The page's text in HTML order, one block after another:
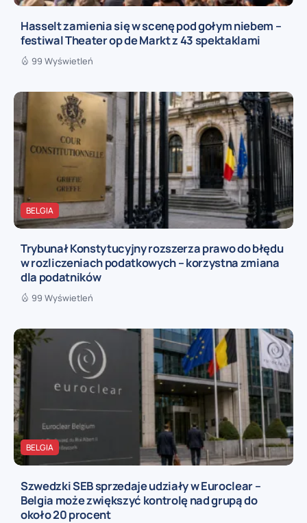
Hasselt zamienia się w scenę pod gołym niebem –
festiwal Theater op de Markt z 43 spektaklami
99 Wyświetleń
BELGIA
Trybunał Konstytucyjny rozszerza prawo do błędu
w rozliczeniach podatkowych – korzystna zmiana
dla podatników
99 Wyświetleń
BELGIA
Szwedzki SEB sprzedaje udziały w Euroclear –
Belgia może zwiększyć kontrolę nad grupą do
około 20 procent